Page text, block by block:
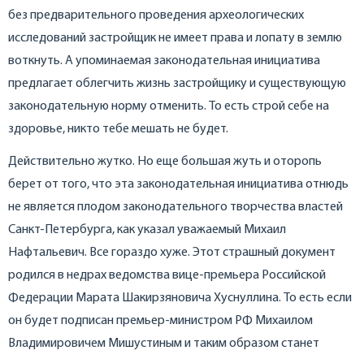
без предварительного проведения археологических
исследований застройщик не имеет права и лопату в землю
воткнуть. А упоминаемая законодательная инициатива
предлагает облегчить жизнь застройщику и существующую
законодательную норму отменить. То есть строй себе на
здоровье, никто тебе мешать не будет.
Действительно жутко. Но еще большая жуть и оторопь
берет от того, что эта законодательная инициатива отнюдь
не является плодом законодательного творчества властей
Санкт-Петербурга, как указал уважаемый Михаил
Нафтальевич. Все гораздо хуже. Этот страшный документ
родился в недрах ведомства вице-премьера Российской
Федерации Марата Шакирзяновича Хуснуллина. То есть если
он будет подписан премьер-министром РФ Михаилом
Владимировичем Мишустиным и таким образом станет